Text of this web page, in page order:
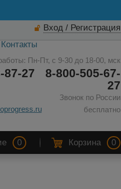
Вход / Регистрация
Контакты
Пн-Пт, с 9-30 до 18-00, мск
8-800-505-67-
27
Звонок по России
бесплатно
87-27
0 Корзина 0